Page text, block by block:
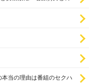
当の理由は番組のセクハ